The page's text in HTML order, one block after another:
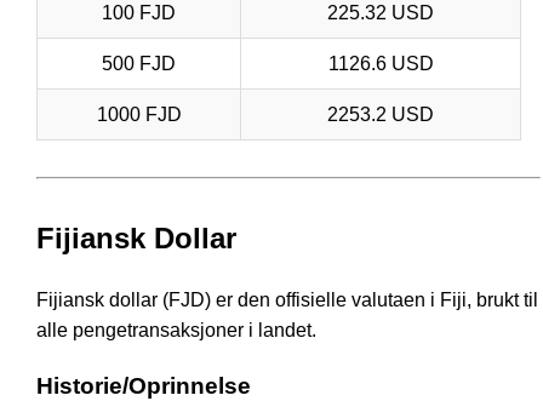
100 FJD 225.32 USD
500 FJD 1126.6 USD
1000 FJD 2253.2 USD
Fijiansk Dollar
Fijiansk dollar (FJD) er den offisielle valutaen i Fiji, brukt til
alle pengetransaksjoner i landet.
Historie/Oprinnelse